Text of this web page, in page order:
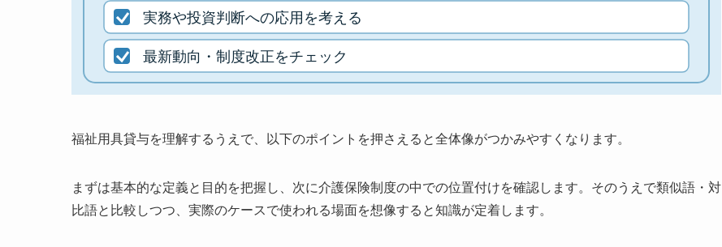
福祉用具貸与を理解するうえで、以下のポイントを押さえると全体像がつかみやすくなります。
まずは基本的な定義と目的を把握し、次に介護保険制度の中での位置付けを確認します。そのうえで類似語・対
比語と比較しつつ、実際のケースで使われる場面を想像すると知識が定着します。